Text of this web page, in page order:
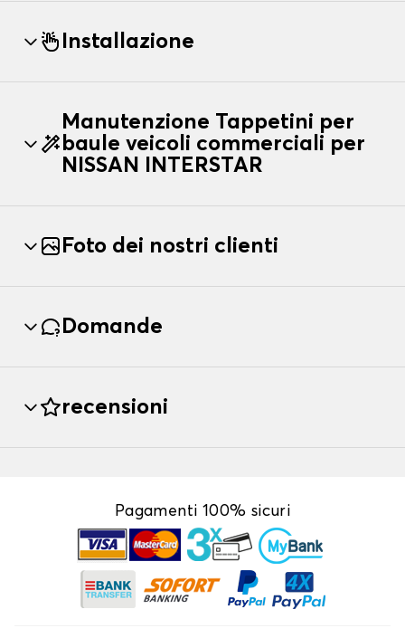
Installazione
Manutenzione Tappetini per
baule veicoli commerciali per
NISSAN INTERSTAR
Foto dei nostri clienti
Domande
recensioni
Pagamenti 100% sicuri